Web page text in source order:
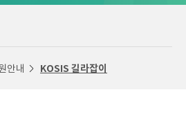
안내 KOSIS 길라잡이